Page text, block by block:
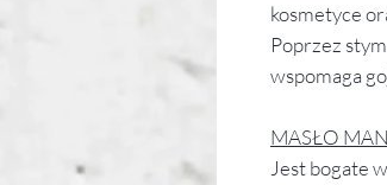
kosmetyce
Poprzez
wspomaga
MASŁO
Jest bogate